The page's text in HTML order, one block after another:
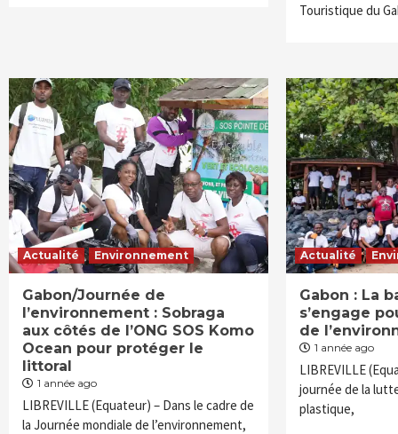
Touristique du
Actualité Environnement
Gabon/Journée de
l’environnement : Sobraga
aux côtés de l’ONG SOS Komo
Ocean pour protéger le
littoral
1 année ago
LIBREVILLE (Equateur) – Dans le cadre de
la Journée mondiale de l’environnement,
Actualité
Gabon : La
s’engage
de
1 année ago
LIBREVILLE
journée de la
plastique,